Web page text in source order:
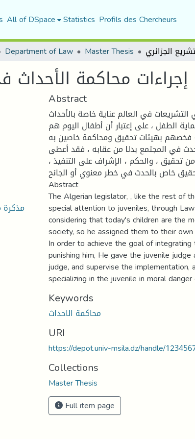
All of DSpace Statistics Profils des Chercheurs
Department of Law Master Thesis
إجراءات محاكمة الأحداث
مذكرة
Abstract
في العالم عناية خاصة بالأحداث
12 المتعلق بحماية الطفل ، على إعتبار أن أطفال اليوم هم
- فخصهم بهيئات تحقيق ومحاكمة خاصين به .
في المجتمع بدلا من عقابه ، فقد أعطى
تحقيق ، والحكم ، الإشراف على التنفيذ ،
خاص بالحدث في خطر معنوي أو الجانح .
Abstract
The Algerian legislator, , like the rest of
special attention to juveniles, through
considering that today's children are the
society, so he assigned them to their
In order to achieve the goal of
punishing him, He gave the juvenile
judge, and supervise the
specializing in the juvenile in moral
Keywords
محاكمة الاحداث
URI
https://depot.univ-msila.dz/handle/
Collections
Master Thesis
Full item page